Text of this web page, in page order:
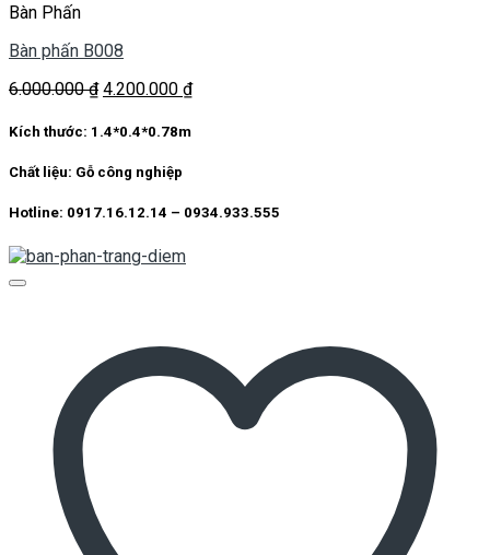
Bàn Phấn
Bàn phấn B008
6.000.000₫ Giá
là:
4.200.000 ₫Giá
Kích thước: 1.4*0.4*0.78m
Chất liệu: Gỗ công nghiệp
Hotline: 0917.16.12.14 – 0934.933.555